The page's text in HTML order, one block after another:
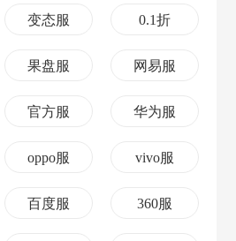
变态服 0.1折
果盘服 网易服
官方服 华为服
oppo服 vivo服
百度服 360服